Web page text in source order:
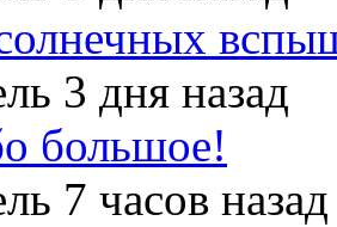
3 дня назад
большое!
7 часов назад